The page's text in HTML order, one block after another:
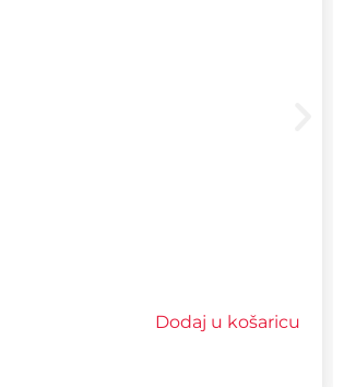
Dodaj u košaricu